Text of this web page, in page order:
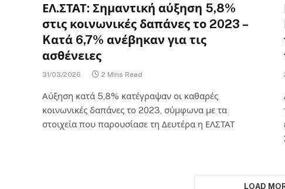
ΕΛ.ΣΤΑΤ: Σημαντική αύξηση 5,8%
στις κοινωνικές δαπάνες το 2023 –
Kατά 6,7% ανέβηκαν για τις
ασθένειες
31/03/2026 2 Mins Read
Αύξηση κατά 5,8% κατέγραψαν οι καθαρές
κοινωνικές δαπάνες το 2023, σύμφωνα με τα
στοιχεία που παρουσίασε τη Δευτέρα η ΕΛΣΤΑΤ
LOAD